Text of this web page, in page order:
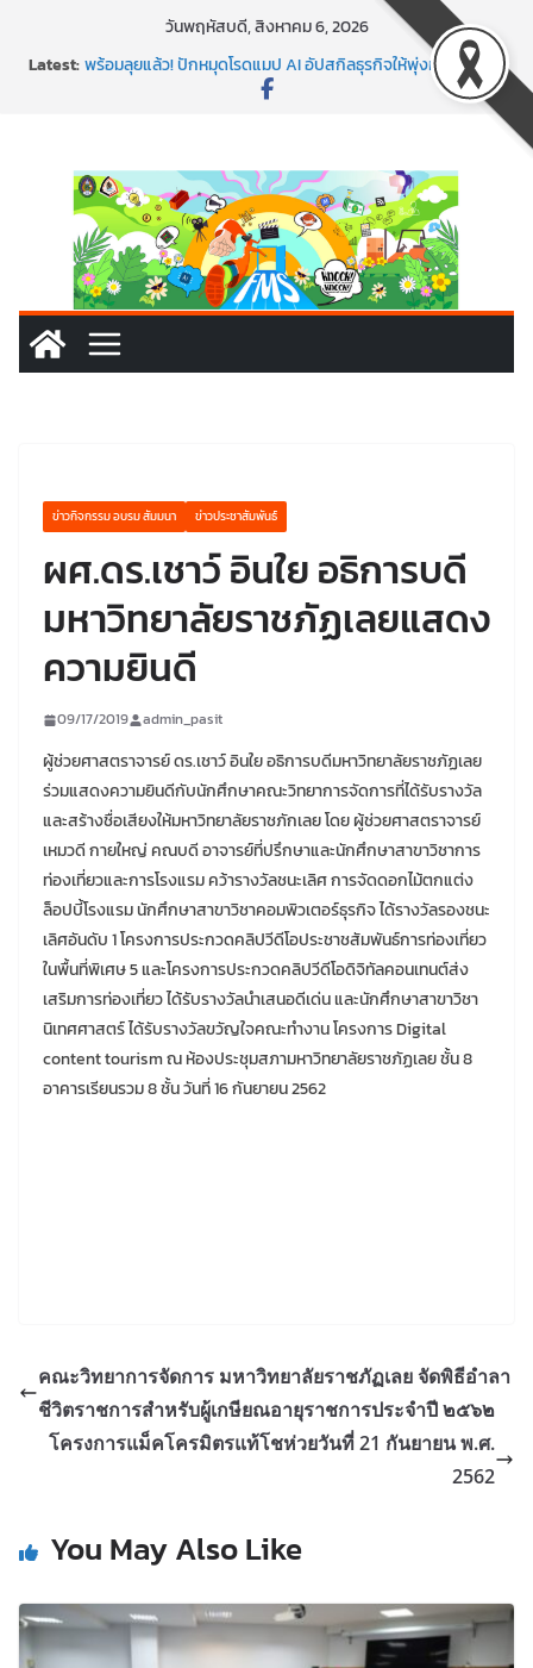
วันพฤหัสบดี, สิงหาคม 6, 2026
Latest:พร้อมลุยแล้ว! ปักหมุดโรดแมป AI อัปสกิลธุรกิจให้พุ่งทะยาน
พาธุรกิจท้องถิ่นสู่ตลาดโลก ด้วยเทคโนโลยี AI!
นอกจากเทคโนโลยีจะล้ำ หัวใจคนทำธุรกิจก็ต้องสตรอง!
ข่าวกิจกรรม อบรม สัมมนา ข่าวประชาสัมพันธ์
ผศ.ดร.เชาว์ อินใย อธิการบดี
มหาวิทยาลัยราชภัฏเลยแสดง
ความยินดี
09/17/2019 admin_pasit
ผู้ช่วยศาสตราจารย์ ดร.เชาว์ อินใย อธิการบดีมหาวิทยาลัยราชภัฏเลย
ร่วมแสดงความยินดีกับนักศึกษาคณะวิทยาการจัดการที่ได้รับรางวัล
และสร้างชื่อเสียงให้มหาวิทยาลัยราชภักเลย โดย ผู้ช่วยศาสตราจารย์
เหมวดี กายใหญ่ คณบดี อาจารย์ที่ปรึกษาและนักศึกษาสาขาวิชาการ
ท่องเที่ยวและการโรงแรม คว้ารางวัลชนะเลิศ การจัดดอกไม้ตกแต่ง
ล็อปบี้โรงแรม นักศึกษาสาขาวิชาคอมพิวเตอร์ธุรกิจ ได้รางวัลรองชนะ
เลิศอันดับ 1 โครงการประกวดคลิปวีดีโอประชาชสัมพันธ์การท่องเที่ยว
ในพื้นที่พิเศษ 5 และโครงการประกวดคลิปวีดีโอดิจิทัลคอนเทนต์ส่ง
เสริมการท่องเที่ยว ได้รับรางวัลนำเสนอดีเด่น และนักศึกษาสาขาวิชา
นิเทศศาสตร์ ได้รับรางวัลขวัญใจคณะทำงาน โครงการ Digital
content tourism ณ ห้องประชุมสภามหาวิทยาลัยราชภัฏเลย ชั้น 8
อาคารเรียนรวม 8 ชั้น วันที่ 16 กันยายน 2562
คณะวิทยาการจัดการ มหาวิทยาลัยราชภัฏเลย จัดพิธีอำลา
ชีวิตราชการสำหรับผู้เกษียณอายุราชการประจำปี ๒๕๖๒
โครงการแม็คโครมิตรแท้โชห่วยวันที่ 21 กันยายน พ.ศ.
2562
You May Also Like